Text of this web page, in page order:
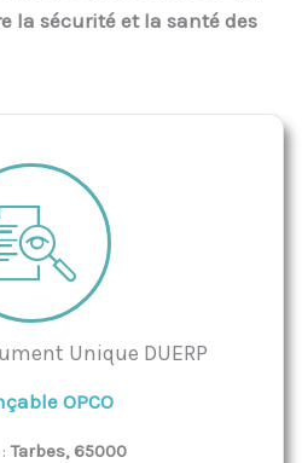
la sécurité et la santé des
Unique DUERP
OPCO
:Tarbes, 65000